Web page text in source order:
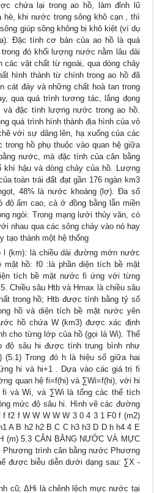
chứa lại trong ao hồ, làm đỉnh lũ
khi nước trong sông khô cạn , thì
giúp sông không bị khô kiệt (ví dụ
Đặc tính cơ bản của ao hồ là quá
đó khối lượng nước nằm lâu dài
các vật chất từ ngoài, qua dòng chảy
hình thành từ chính trong ao hồ đã
cát đáy và những chất hoà tan trong
qua quá trình tương tác, lắng đọng
và đặc tính lượng nước trong ao hồ.
quá trình hình thành địa hình của vỏ
với sự dâng lên, hạ xuống của các
hồ phụ thuộc vào quan hệ giữa
nước, mà đặc tính của cân bằng
khí hậu và dòng chảy của hồ. Lượng
toàn trái đất đạt gần 176 ngàn km3
48% là nước khoáng (lợ). Đa số
ẩm cao, cả ở đồng bằng lẫn miền
ngòi: Trong mạng lưới thủy văn, có
nhau qua các sông chảy vào nó hay
tạo thành một hệ thống
l (km): là chiều dài đường mớn nước
mặt hồ: f0 :là phần diện tích bề mặt
tích bề mặt nước fi ứng với từng
Chiều sâu Htb và Hmax là chiều sâu
trong hồ; Htb được tính bằng tỷ số
hồ và diện tích bề mặt nước yên
hồ chứa W (km3) được xác định
cho từng lớp của hồ (gọi là Wi). Thể
sâu hi được tính trung bình như
(5.1) Trong đó h là hiệu số giữa hai
hi và hi+1 . Dựa vào các giá trị fi
quan hệ fi=f(hi) và ∑Wi=f(hi), với hi
và Wi, và ∑Wi là tổng các thể tích
mức độ sâu hi. Hình vẽ các đường
f2 f W W W W W 3 0 4 3 1 F0 f (m2)
A B h2 h2 B C C h3 h3 D D h h4 4 E
(m) 5.3 CÂN BẰNG NƯỚC VÀ MỰC
Phương trình cân bằng nước Phương
được biễu diễn dưới dạng sau: ∑X -
cũ; ΔHi là chênh lệch mực nước tại